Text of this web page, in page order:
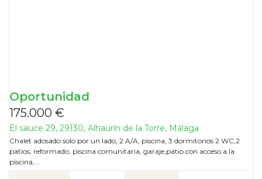
Oportunidad
175.000 €
El sauce 29, 29130, Alhaurín de la Torre, Málaga
Chalet adosado solo por un lado, 2 A/A, piscina, 3 dormitorios 2 WC,2
patios, reformado, piscina comunitaria, garaje,patio con acceso a la
piscina,...